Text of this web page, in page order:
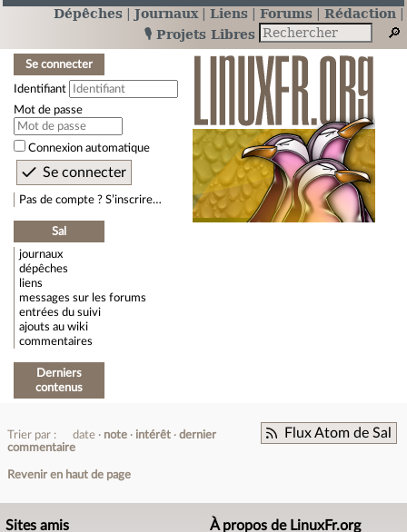
Dépêches Journaux Liens Forums
Rédaction
🎙️ Projets Libres
Se connecter
Identifiant
Mot de passe
Connexion automatique
Pas de compte ? S’inscrire…
Sal
journaux
dépêches
liens
messages sur les forums
entrées du suivi
ajouts au wiki
commentaires
Derniers
contenus
Flux Atom de Sal
Trier par : date note intérêt
dernier
commentaire
Revenir en haut de page
Sites amis À propos de LinuxFr.org